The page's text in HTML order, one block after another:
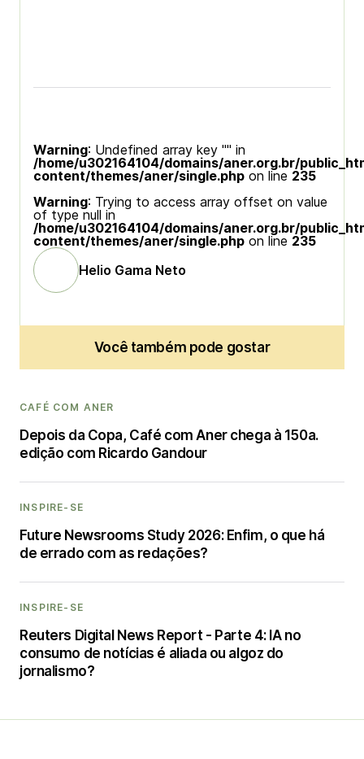
Warning: Undefined array key "" in
/home/u302164104/domains/aner.org.br/
content/themes/aner/single.php on line 235
Warning: Trying to access array offset on value
of type null in
/home/u302164104/domains/aner.org.br/
content/themes/aner/single.php on line 235
Helio Gama Neto
Você também pode gostar
CAFÉ COM ANER
Depois da Copa, Café com Aner chega à 150a.
edição com Ricardo Gandour
INSPIRE-SE
Future Newsrooms Study 2026: Enfim, o que há
de errado com as redações?
INSPIRE-SE
Reuters Digital News Report - Parte 4: IA no
consumo de notícias é aliada ou algoz do
jornalismo?